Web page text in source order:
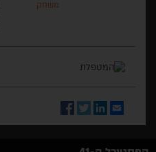
משחק
Email
LinkedIn
Twitter
Facebook